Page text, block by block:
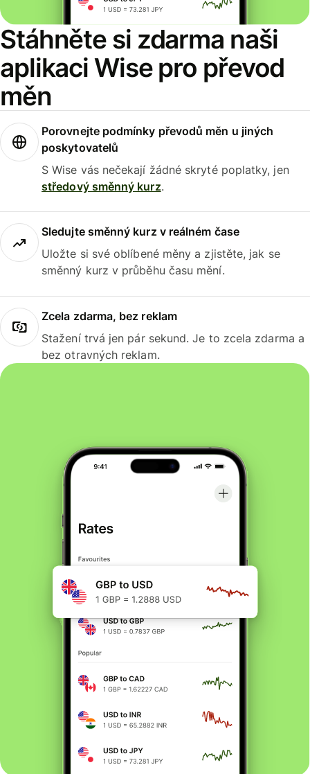
Stáhněte si zdarma naši
aplikaci Wise pro převod
měn
Porovnejte podmínky převodů měn u jiných
poskytovatelů
S Wise vás nečekají žádné skryté poplatky, jen
středový směnný kurz.
Sledujte směnný kurz v reálném čase
Uložte si své oblíbené měny a zjistěte, jak se
směnný kurz v průběhu času mění.
Zcela zdarma, bez reklam
Stažení trvá jen pár sekund. Je to zcela zdarma a
bez otravných reklam.